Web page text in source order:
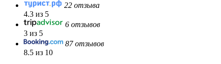
22 отзыва
4.3 из 5
6 отзывов
3 из 5
87 отзывов
8.5 из 10